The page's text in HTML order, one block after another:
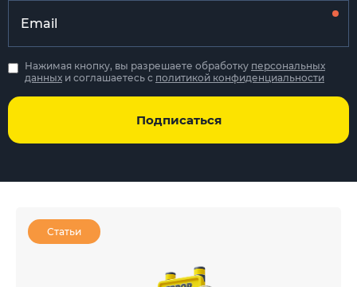
Подписаться
Нажимая кнопку, вы разрешаете обработку персональных
данных и соглашаетесь с политикой конфиденциальности
Статьи